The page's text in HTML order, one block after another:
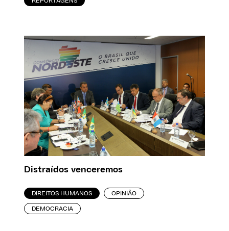
Distraídos venceremos
DIREITOS HUMANOS OPINIÃO
DEMOCRACIA